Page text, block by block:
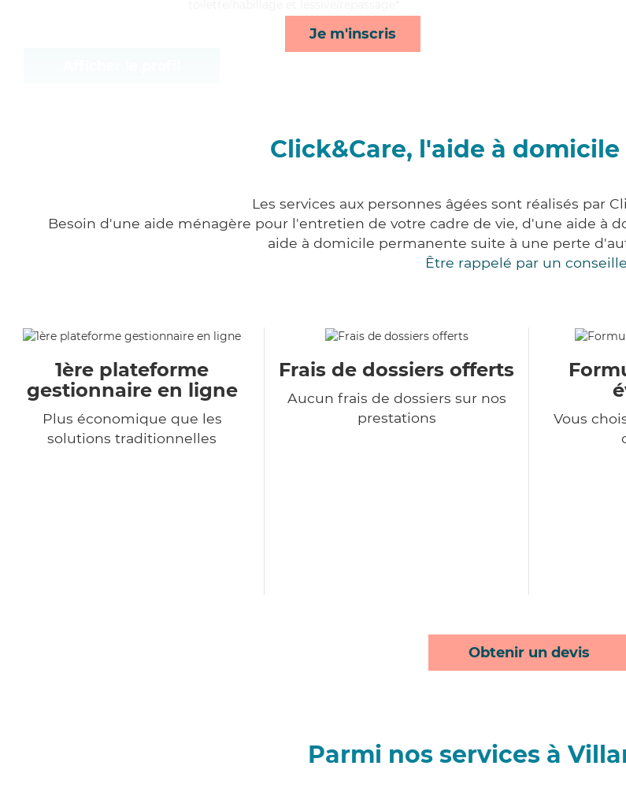
Je m'inscris
Click&Care, l'aide à
Les services aux personnes âgées sont réalisés par
Besoin d'une aide ménagère pour l'entretien de votre cadre de vie, d'une aide à
aide à domicile permanente suite à une perte
Être rappelé par un
1ère plateforme
gestionnaire en ligne
Plus économique que les
solutions traditionnelles
Frais de dossiers offerts
Aucun frais de dossiers sur nos
prestations
Vous
Obtenir un devis
Parmi nos services à